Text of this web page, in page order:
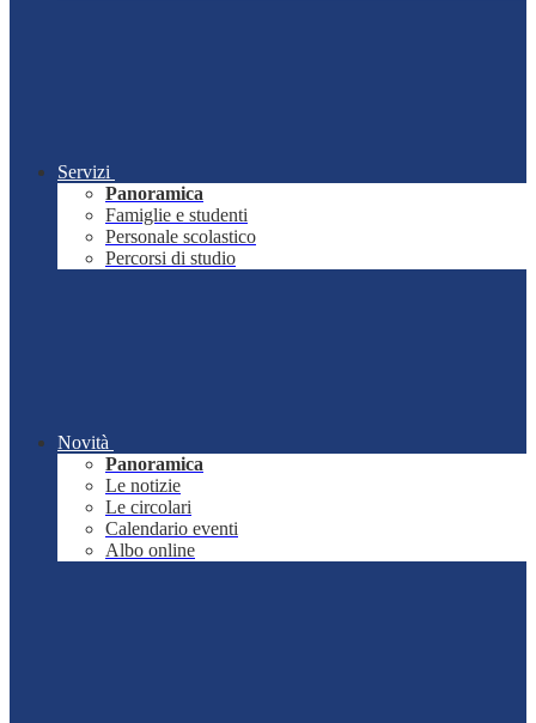
Servizi
Panoramica
Famiglie e studenti
Personale scolastico
Percorsi di studio
Novità
Panoramica
Le notizie
Le circolari
Calendario eventi
Albo online